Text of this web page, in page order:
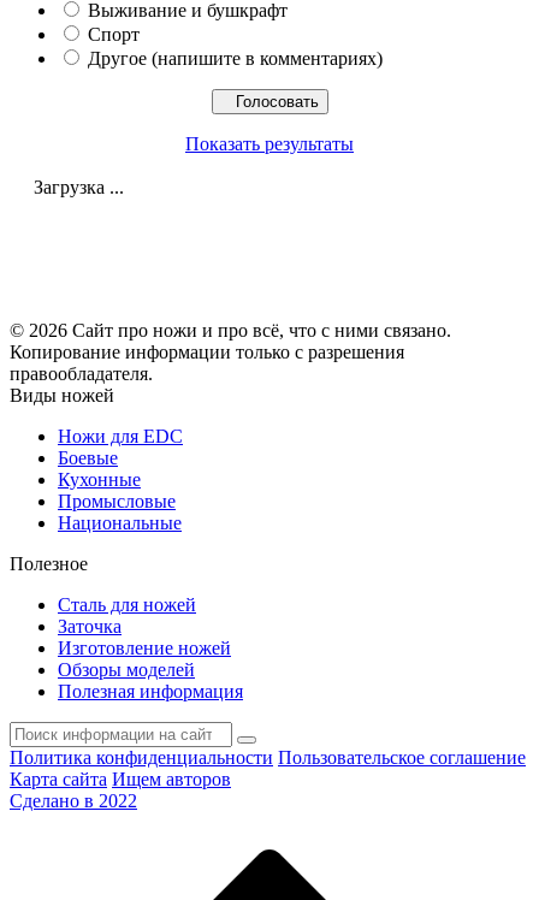
Выживание и бушкрафт
Спорт
Другое (напишите в комментариях)
Показать результаты
Загрузка ...
© 2026 Сайт про ножи и про всё, что с ними связано.
Копирование информации только с разрешения
правообладателя.
Виды ножей
Ножи для EDC
Боевые
Кухонные
Промысловые
Национальные
Полезное
Сталь для ножей
Заточка
Изготовление ножей
Обзоры моделей
Полезная информация
Политика конфиденциальности Пользовательское соглашение
Карта сайта Ищем авторов
Сделано в 2022